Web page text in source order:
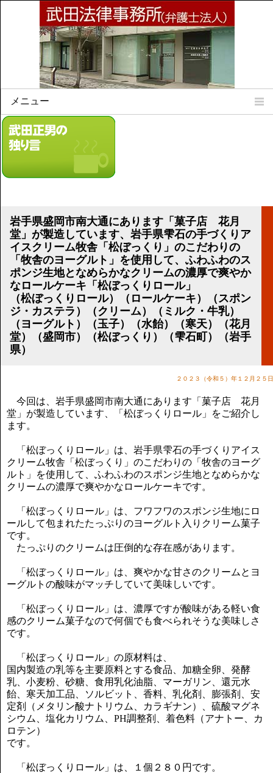
メニュー
Home
所属弁護士
法律相談案内
リンク集
顧問契約について
講演のご案内
気をつけたい法律のポイント
武田正男の独り言
岩手県盛岡市南大通にあります「菓子店 花月
堂」が製造しています、岩手県雫石の手づくりア
イスクリーム牧舎「松ぼっくり」のこだわりの
「牧舎のヨーグルト」を使用して、ふわふわのス
ポンジ生地となめらかなクリームの濃厚で爽やか
なロールケーキ「松ぼっくりロール」
（松ぼっくりロール）（ロールケーキ）（スポン
ジ・カステラ）（クリーム）（ミルク・牛乳）
（ヨーグルト）（玉子）（水飴）（寒天）（花月
堂）（盛岡市）（松ぼっくり）（雫石町）（岩手
県）
２０２３（令和５）年１２月２５日
今回は、岩手県盛岡市南大通にあります「菓子店 花月
堂」が製造しています、「松ぼっくりロール」をご紹介し
ます。
「松ぼっくりロール」は、岩手県雫石の手づくりアイス
クリーム牧舎「松ぼっくり」のこだわりの「牧舎のヨーグ
ルト」を使用して、ふわふわのスポンジ生地となめらかな
クリームの濃厚で爽やかなロールケーキです。
「松ぼっくりロール」は、フワフワのスポンジ生地にロ
ールして包まれたたっぷりのヨーグルト入りクリーム菓子
です。
たっぷりのクリームは圧倒的な存在感があります。
「松ぼっくりロール」は、爽やかな甘さのクリームとヨ
ーグルトの酸味がマッチしていて美味しいです。
「松ぼっくりロール」は、濃厚ですが酸味がある軽い食
感のクリーム菓子なので何個でも食べられそうな美味しさ
です。
「松ぼっくりロール」の原材料は、
国内製造の乳等を主要原料とする食品、加糖全卵、発酵
乳、小麦粉、砂糖、食用乳化油脂、マーガリン、還元水
飴、寒天加工品、ソルビット、香料、乳化剤、膨張剤、安
定剤（メタリン酸ナトリウム、カラギナン）、硫酸マグネ
シウム、塩化カリウム、PH調整剤、着色料（アナトー、カ
ロテン）
です。
「松ぼっくりロール」は、１個２８０円です。